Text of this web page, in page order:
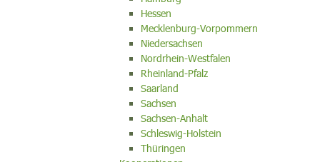
Hessen
Mecklenburg-Vorpommern
Niedersachsen
Nordrhein-Westfalen
Rheinland-Pfalz
Saarland
Sachsen
Sachsen-Anhalt
Schleswig-Holstein
Thüringen